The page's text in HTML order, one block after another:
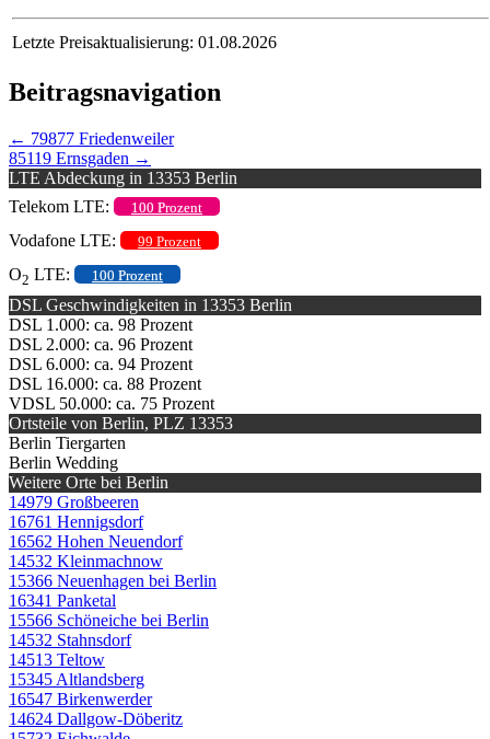
Letzte Preisaktualisierung: 01.08.2026
Beitragsnavigation
← 79877 Friedenweiler
85119 Ernsgaden →
LTE Abdeckung in 13353 Berlin
Telekom LTE:
100 Prozent
Vodafone LTE: 99 Prozent
O2 LTE: 100 Prozent
DSL Geschwindigkeiten in 13353 Berlin
DSL 1.000: ca. 98 Prozent
DSL 2.000: ca. 96 Prozent
DSL 6.000: ca. 94 Prozent
DSL 16.000: ca. 88 Prozent
VDSL 50.000: ca. 75 Prozent
Ortsteile von Berlin, PLZ 13353
Berlin Tiergarten
Berlin Wedding
Weitere Orte bei Berlin
14979 Großbeeren
16761 Hennigsdorf
16562 Hohen Neuendorf
14532 Kleinmachnow
15366 Neuenhagen bei Berlin
16341 Panketal
15566 Schöneiche bei Berlin
14532 Stahnsdorf
14513 Teltow
15345 Altlandsberg
16547 Birkenwerder
14624 Dallgow-Döberitz